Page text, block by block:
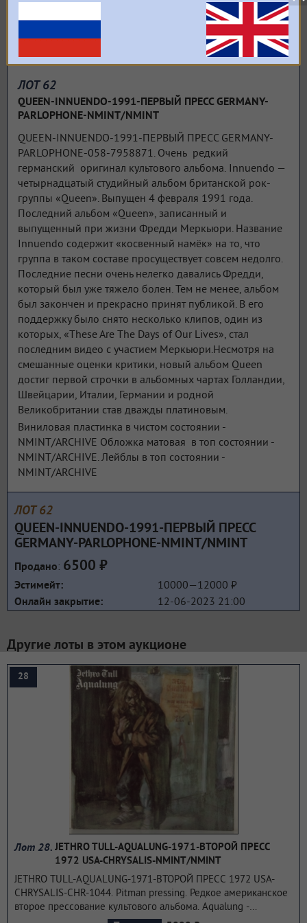
ЛОТ 62
QUEEN-INNUENDO-1991-ПЕРВЫЙ ПРЕСС GERMANY-
PARLOPHONE-NMINT/NMINT
QUEEN-INNUENDO-1991-ПЕРВЫЙ ПРЕСС GERMANY-
PARLOPHONE-058-7958871. Очень редкий
германский оригинал культового альбома. Innuendo —
четырнадцатый студийный альбом британской рок-
группы «Queen». Выпущен 4 февраля 1991 года.
Последний альбом «Queen», записанный и
выпущенный при жизни Фредди Меркьюри. Название
Innuendo содержит «косвенный намёк» на то, что
группа в таком составе просуществует совсем недолго.
Последние песни очень нелегко давались Фредди,
который был уже тяжело болен. Тем не менее, альбом
был закончен и прекрасно принят публикой. В его
поддержку было снято несколько клипов, один из
которых, «These Are The Days of Our Lives», стал
последним видео с участием Меркьюри.Несмотря на
смешанные оценки критики, новый альбом Queen
достиг первой строчки в альбомных чартах Голландии,
Швейцарии, Италии, Германии и родной
Великобритании став дважды платиновым.
Виниловая пластинка в чистом состоянии -
NMINT/ARCHIVE Обложка матовая в топ состоянии -
NMINT/ARCHIVE. Лейблы в топ состоянии -
NMINT/ARCHIVE
ЛОТ 62
QUEEN-INNUENDO-1991-ПЕРВЫЙ ПРЕСС
GERMANY-PARLOPHONE-NMINT/NMINT
Продано: 6500 ₽
Эстимейт:
10000—12000 ₽
Онлайн закрытие:
12-06-2023 21:00
Другие лоты в этом аукционе
28
Лот 28. JETHRO TULL-AQUALUNG-1971-ВТОРОЙ ПРЕСС
1972 USA-CHRYSALIS-NMINT/NMINT
JETHRO TULL-AQUALUNG-1971-ВТОРОЙ ПРЕСС 1972 USA-
CHRYSALIS-CHR-1044. Pitman pressing. Редкое американское
второе прессование культового альбома. Aqualung -
четвертый студийный альбом британской рок-группы Jethro